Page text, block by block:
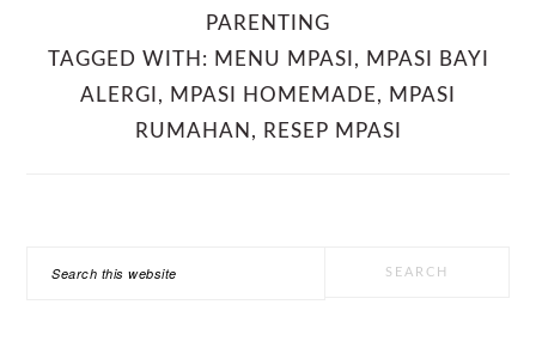
PARENTING
TAGGED WITH: MENU MPASI , MPASI BAYI
ALERGI , MPASI HOMEMADE, MPASI
RUMAHAN , RESEP MPASI
Search